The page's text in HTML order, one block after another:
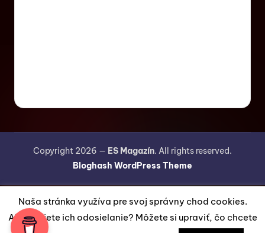
Copyright 2026 — ES Magazín. All rights reserved.
Bloghash WordPress Theme
Naša stránka využíva pre svoj správny chod cookies.
Akceptujete ich odosielanie? Môžete si upraviť, čo chcete